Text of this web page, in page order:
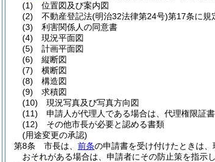
(1)
位置図及び案内図
(2)
不動産登記法(明治32法律第24号)第17条に規
(3)
利害関係人の同意書
(4)
現況平面図
(5)
計画平面図
(6)
縦断図
(7)
横断図
(8)
構造図
(9)
求積図
(10)
現況写真及び写真方向図
(11)
申請人が代理人である場合は、代理権限証書
(12)
その他市長が必要と認める書類
(用途変更の承認)
第8条
市長は、 前条の申請書を受け付けたときは
おそれがある場合は、申請者にその防止策を指示